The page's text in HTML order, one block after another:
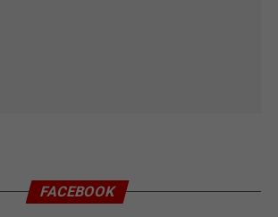
FACEBOOK